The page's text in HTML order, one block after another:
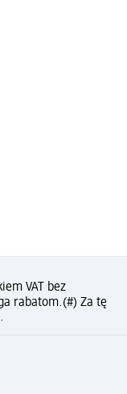
VAT bez
rabatom.(#) Za tę